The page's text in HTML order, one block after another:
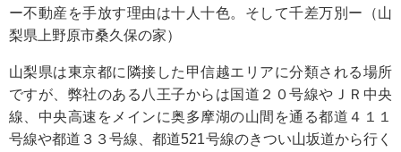
ー不動産を手放す理由は十人十色。そして千差万別ー（山
梨県上野原市桑久保の家）
山梨県は東京都に隣接した甲信越エリアに分類される場所
ですが、弊社のある八王子からは国道２０号線やＪＲ中央
線、中央高速をメインに奥多摩湖の山間を通る都道４１１
号線や都道３３号線、都道521号線のきつい山坂道から行く